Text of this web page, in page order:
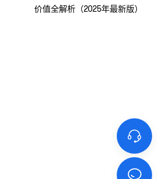
价值全解析（2025年最新版）